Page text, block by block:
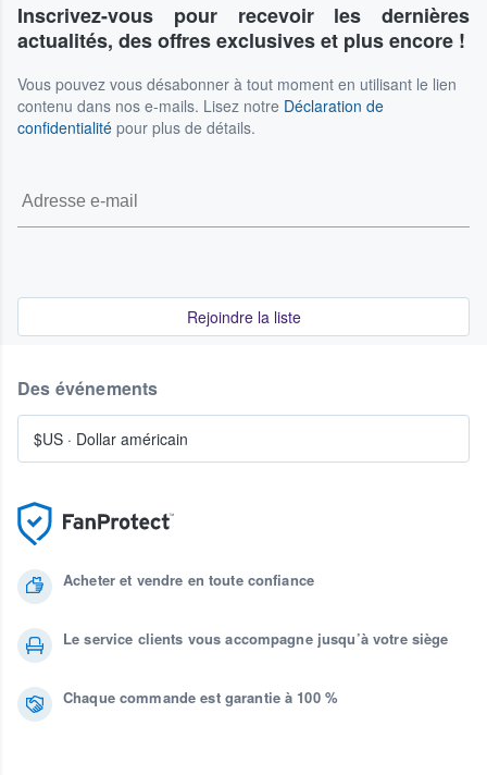
Inscrivez-vous pour recevoir les dernières
actualités, des offres exclusives et plus encore !
Vous pouvez vous désabonner à tout moment en utilisant le lien
contenu dans nos e-mails. Lisez notre Déclaration de
confidentialité pour plus de détails.
Rejoindre la liste
Acheter et vendre en toute confiance
Le service clients vous accompagne jusqu’à votre siège
Chaque commande est garantie à 100 %
Des événements
$US · Dollar américain